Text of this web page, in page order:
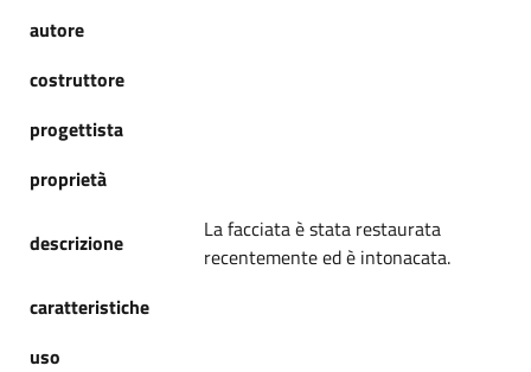
autore
costruttore
progettista
proprietà
descrizione
La facciata è stata restaurata
recentemente ed è intonacata.
caratteristiche
uso